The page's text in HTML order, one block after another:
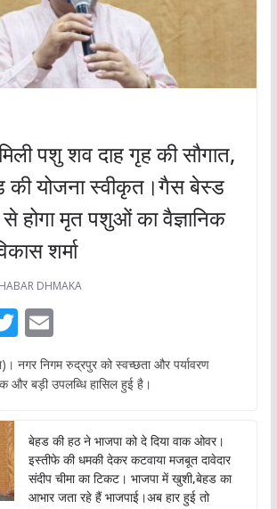
पशु शव दाह गृह की सौगात,
की योजना स्वीकृत।गैस बेस्ड
होगा मृत पशुओं का वैज्ञानिक
शर्मा
DHMAKA
T
w
itt
E
m
ai
नगर निगम रुद्रपुर को स्वच्छता और पर्यावरण
और बड़ी उपलब्धि हासिल हुई है।
बेहड की हठ ने भाजपा को दे दिया वाक ओवर।
इस्तीफे की धमकी देकर कटवाया मजबूत दावेदार
संदीप चीमा का टिकट। भाजपा में खुशी,बेहड का
आभार जता रहे हैं भाजपाई।अब हार हुई तो